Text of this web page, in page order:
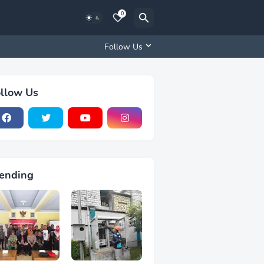
0
Follow Us
Us